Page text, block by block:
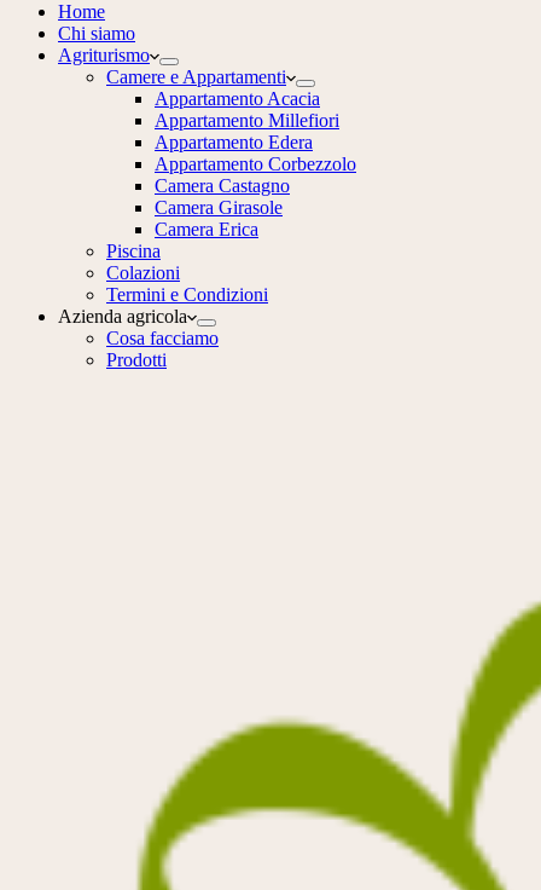
Home
Chi siamo
Agriturismo
Camere e Appartamenti
Appartamento Acacia
Appartamento Millefiori
Appartamento Edera
Appartamento Corbezzolo
Camera Castagno
Camera Girasole
Camera Erica
Piscina
Colazioni
Termini e Condizioni
Azienda agricola
Cosa facciamo
Prodotti